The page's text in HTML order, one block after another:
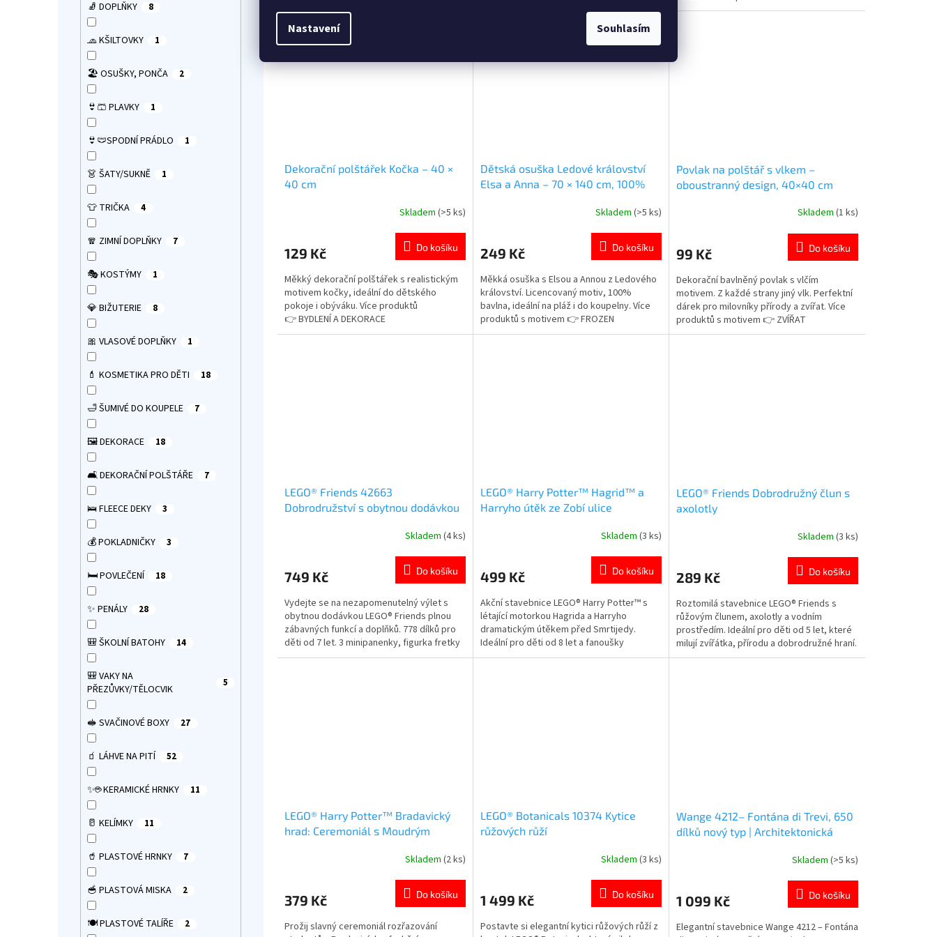
Nastavení Souhlasím
🧦 DOPLŇKY 8
🧢 KŠILTOVKY 1
🏖️ OSUŠKY, PONČA 2
👙🩳 PLAVKY 1
👙🩲SPODNÍ PRÁDLO 1
👗 ŠATY/SUKNĚ 1
👕 TRIČKA 4
🧣 ZIMNÍ DOPLŇKY 7
🎭 KOSTÝMY 1
💎 BIŽUTERIE 8
🎀 VLASOVÉ DOPLŇKY 1
💄 KOSMETIKA PRO DĚTI 18
🛁 ŠUMIVÉ DO KOUPELE 7
🖼️ DEKORACE 18
🛋️ DEKORAČNÍ POLŠTÁŘE 7
🛌 FLEECE DEKY 3
💰 POKLADNIČKY 3
🛏️ POVLEČENÍ 18
✨ PENÁLY 28
🎒 ŠKOLNÍ BATOHY 14
🎒 VAKY NA
PŘEZŮVKY/TĚLOCVIK
5
🥪 SVAČINOVÉ BOXY 27
🧃 LÁHVE NA PITÍ 52
✨☕ KERAMICKÉ HRNKY 11
🥛 KELÍMKY 11
🥤 PLASTOVÉ HRNKY 7
🥣 PLASTOVÁ MISKA 2
🍽️ PLASTOVÉ TALÍŘE 2
obalu. Skvělá volba do školy, na doma i na
cesty. Oblíbený motiv panenek L.O.L.
Surprise! potěší každou malou fanynku.
👉 Více...
koupele 👉 zde Více produktů s motivem
motivem 👉 KOUZELNÉ BERUŠKY
Dekorační polštářek Kočka – 40 ×
40 cm
je
z
5
hvězdiček.
Skladem (>5 ks)
129 Kč Do košíku
Měkký dekorační polštářek s realistickým
motivem kočky, ideální do dětského
pokoje i obýváku. Více produktů
👉 BYDLENÍ A DEKORACE
Dětská osuška Ledové království
Elsa a Anna – 70 × 140 cm, 100%
je
z
5
hvězdiček.
Skladem (>5 ks)
249 Kč Do košíku
Měkká osuška s Elsou a Annou z Ledového
království. Licencovaný motiv, 100%
bavlna, ideální na pláž i do koupelny. Více
produktů s motivem 👉 FROZEN
Povlak na polštář s vlkem –
oboustranný design, 40×40 cm
je
z
5
hvězdiček.
Skladem (1 ks)
99 Kč Do košíku
Dekorační bavlněný povlak s vlčím
motivem. Z každé strany jiný vlk. Perfektní
dárek pro milovníky přírody a zvířat. Více
produktů s motivem 👉 ZVÍŘAT
LEGO® Friends 42663
Dobrodružství s obytnou dodávkou
je
z
5
hvězdiček.
Skladem (4 ks)
749 Kč Do košíku
Vydejte se na nezapomenutelný výlet s
obytnou dodávkou LEGO® Friends plnou
zábavných funkcí a doplňků. 778 dílků pro
děti od 7 let. 3 minipanenky, figurka fretky
a spousta kempingového vybavení. Obytná
LEGO® Harry Potter™ Hagrid™ a
Harryho útěk ze Zobí ulice
je
z
5
hvězdiček.
Skladem (3 ks)
499 Kč Do košíku
Akční stavebnice LEGO® Harry Potter™ s
létající motorkou Hagrida a Harryho
dramatickým útěkem před Smrtijedy.
Ideální pro děti od 8 let a fanoušky
kouzelnického světa. Více produktů s
LEGO® Friends Dobrodružný člun s
axolotly
je
z
5
hvězdiček.
Skladem (3 ks)
289 Kč Do košíku
Roztomilá stavebnice LEGO® Friends s
růžovým člunem, axolotly a vodním
prostředím. Ideální pro děti od 5 let, které
milují zvířátka, přírodu a dobrodružné hraní.
Více produktů 👉 PRO HOLKY
LEGO® Harry Potter™ Bradavický
hrad: Ceremoniál s Moudrým
je
z
Skladem (2 ks)
379 Kč Do košíku
Prožij slavný ceremoniál rozřazování
LEGO® Botanicals 10374 Kytice
růžových růží
je
z
Skladem (3 ks)
1 499 Kč Do košíku
Postavte si elegantní kytici růžových růží z
Wange 4212– Fontána di Trevi, 650
dílků nový typ | Architektonická
je
z
Skladem (>5 ks)
1 099 Kč Do košíku
Elegantní stavebnice Wange 4212 – Fontána